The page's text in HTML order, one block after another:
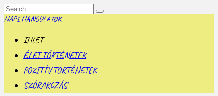
Skip
to
content
Search
for:
NAPI HANGULATOK
IHLET
ÉLET TÖRTÉNETEK
POZITÍV TÖRTÉNETEK
SZÓRAKOZÁS